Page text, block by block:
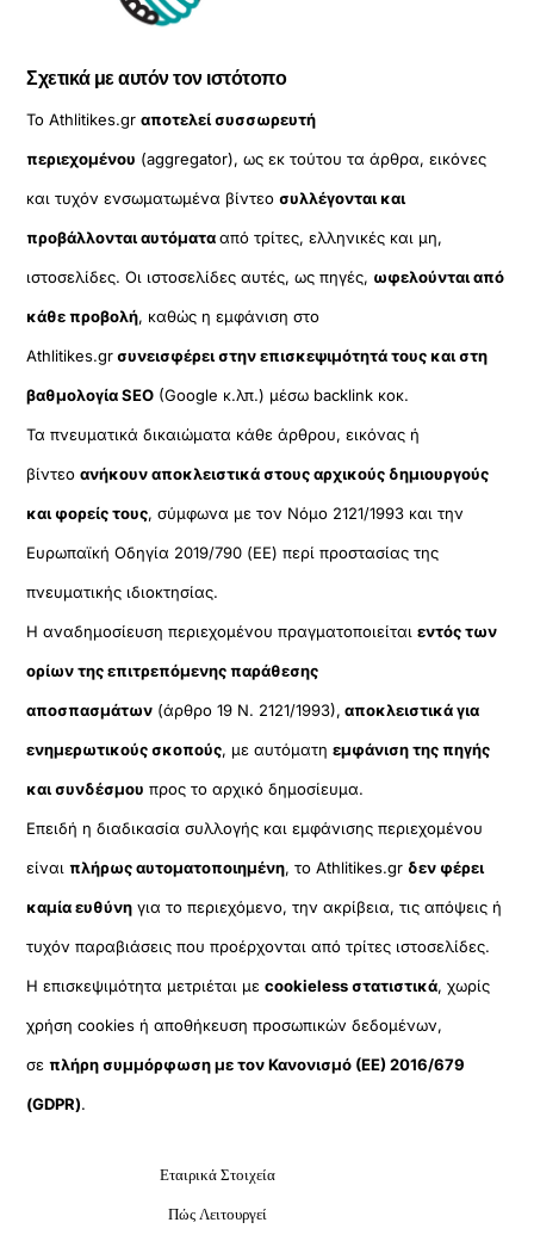
Σχετικά με αυτόν τον ιστότοπο
Το Athlitikes.grαποτελεί συσσωρευτή
περιεχομένου (aggregator), ως εκ τούτου τα άρθρα, εικόνες
και τυχόν ενσωματωμένα βίντεοσυλλέγονται και
προβάλλονται αυτόματααπό τρίτες, ελληνικές και μη,
ιστοσελίδες. Οι ιστοσελίδες αυτές, ως πηγές, ωφελούνται από
κάθε προβολή, καθώς η εμφάνιση στο
Athlitikes.grσυνεισφέρει στην επισκεψιμότητά τους και στη
βαθμολογία SEO (Google κ.λπ.) μέσω backlink κοκ.
Τα πνευματικά δικαιώματα κάθε άρθρου, εικόνας ή
βίντεοανήκουν αποκλειστικά στους αρχικούς δημιουργούς
και φορείς τους, σύμφωνα με τον Νόμο 2121/1993 και την
Ευρωπαϊκή Οδηγία 2019/790 (ΕΕ) περί προστασίας της
πνευματικής ιδιοκτησίας.
Η αναδημοσίευση περιεχομένου πραγματοποιείταιεντός των
ορίων της επιτρεπόμενης παράθεσης
αποσπασμάτων (άρθρο 19 Ν. 2121/1993), αποκλειστικά για
ενημερωτικούς σκοπούς, με αυτόματηεμφάνιση της πηγής
και συνδέσμου προς το αρχικό δημοσίευμα.
Επειδή η διαδικασία συλλογής και εμφάνισης περιεχομένου
είναιπλήρως αυτοματοποιημένη, το Athlitikes.gr δεν φέρει
καμία ευθύνη για το περιεχόμενο, την ακρίβεια, τις απόψεις ή
τυχόν παραβιάσεις που προέρχονται από τρίτες ιστοσελίδες.
Η επισκεψιμότητα μετριέται μεcookieless στατιστικά, χωρίς
χρήση cookies ή αποθήκευση προσωπικών δεδομένων,
σεπλήρη συμμόρφωση με τον Κανονισμό (ΕΕ) 2016/679
(GDPR).
Εταιρικά Στοιχεία
Πώς Λειτουργεί